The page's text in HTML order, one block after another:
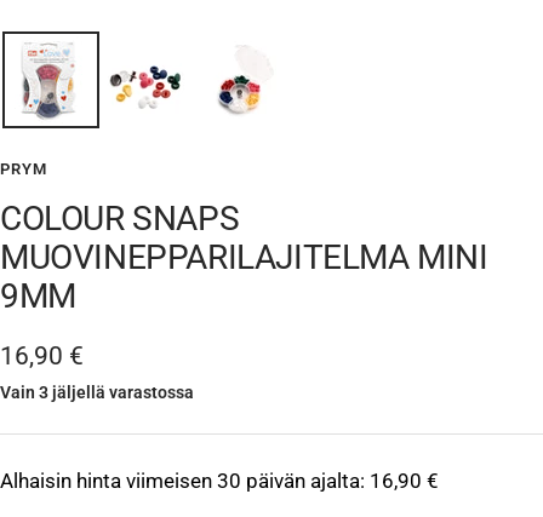
PRYM
COLOUR SNAPS
MUOVINEPPARILAJITELMA MINI
9MM
Alennushinta
16,90 €
Vain 3 jäljellä varastossa
Alhaisin hinta viimeisen 30 päivän ajalta: 16,90 €